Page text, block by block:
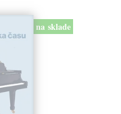
na sklade